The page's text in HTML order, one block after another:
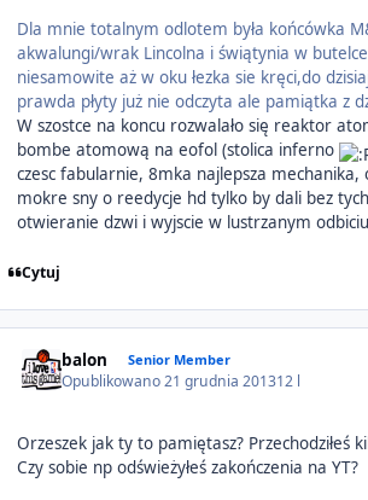
Dla mnie totalnym odlotem była końcówka
akwalungi/wrak Lincolna i świątynia w
niesamowite aż w oku łezka sie kręci,do
prawda płyty już nie odczyta ale pamiątka z
W szostce na koncu rozwalało się reaktor
bombe atomową na eofol (stolica inferno
czesc fabularnie, 8mka najlepsza
mokre sny o reedycje hd tylko by dali bez
otwieranie dzwi i wyjscie w lustrzanym
Cytuj
balon Senior Member
Opublikowano21 grudnia 201312 l
Orzeszek jak ty to pamiętasz? Przechodziłeś
Czy sobie np odświeżyłeś zakończenia na YT?